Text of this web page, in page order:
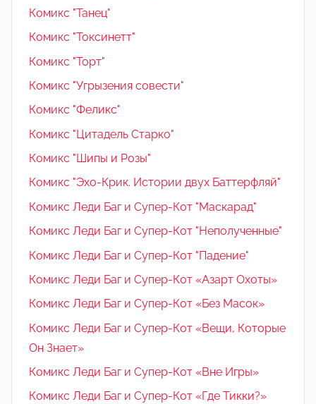
Комикс "Танец"
Комикс "Токсинетт"
Комикс "Торт"
Комикс "Угрызения совести"
Комикс "Феликс"
Комикс "Цитадель Старко"
Комикс "Шипы и Розы"
Комикс "Эхо-Крик. Истории двух Баттерфляй"
Комикс Леди Баг и Супер-Кот "Маскарад"
Комикс Леди Баг и Супер-Кот "Неполученные"
Комикс Леди Баг и Супер-Кот "Падение"
Комикс Леди Баг и Супер-Кот «Азарт Охоты»
Комикс Леди Баг и Супер-Кот «Без Масок»
Комикс Леди Баг и Супер-Кот «Вещи, Которые
Он Знает»
Комикс Леди Баг и Супер-Кот «Вне Игры»
Комикс Леди Баг и Супер-Кот «Где Тикки?»